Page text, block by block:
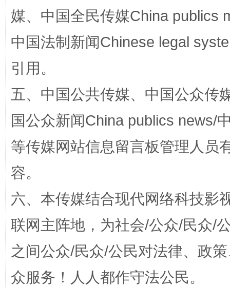
东山县通报“牛蛙产品抗生素超标问题”
媒、中国全民传媒China publics
中国法制新闻Chinese legal
引用。
五、中国公共传媒、中国公众传
国公众新闻China publics news/
等传媒网站信息留言板管理人员
容。
六、本传媒结合现代网络科技影
联网主阵地，为社会/公众/民众/
之间公众/民众/公民对法律、政
众服务！人人都作守法公民。